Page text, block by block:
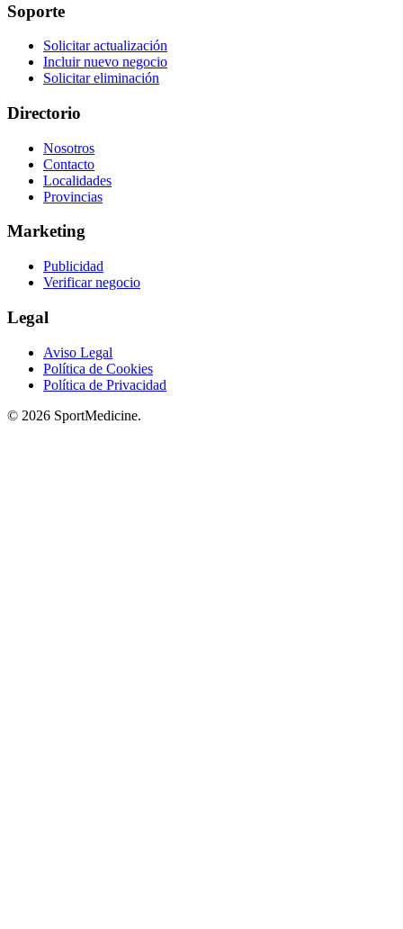
Soporte
Solicitar actualización
Incluir nuevo negocio
Solicitar eliminación
Directorio
Nosotros
Contacto
Localidades
Provincias
Marketing
Publicidad
Verificar negocio
Legal
Aviso Legal
Política de Cookies
Política de Privacidad
© 2026 SportMedicine.